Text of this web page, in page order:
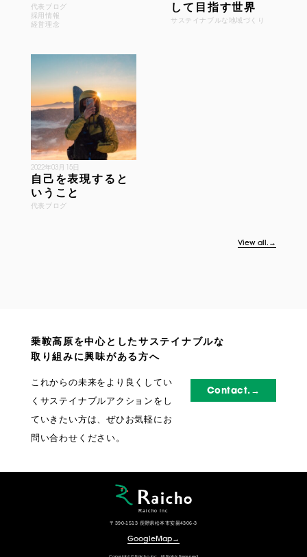
代表ブログ
採用情報
経営理念
して目指す世界
サステイナブルな地域づくり
2022年03月15日
自己を表現すると
いうこと
代表ブログ
View all.→
Contact.→
乗鞍高原を中心としたサステイナブルな
取り組みに興味がある方へ
これからの未来をより良くしてい
くサステイナブルアクションをし
ていきたい方は、ぜひお気軽にお
問い合わせください。
Raicho Inc
〒390-1513 長野県松本市安曇4306-3
GoogleMap→